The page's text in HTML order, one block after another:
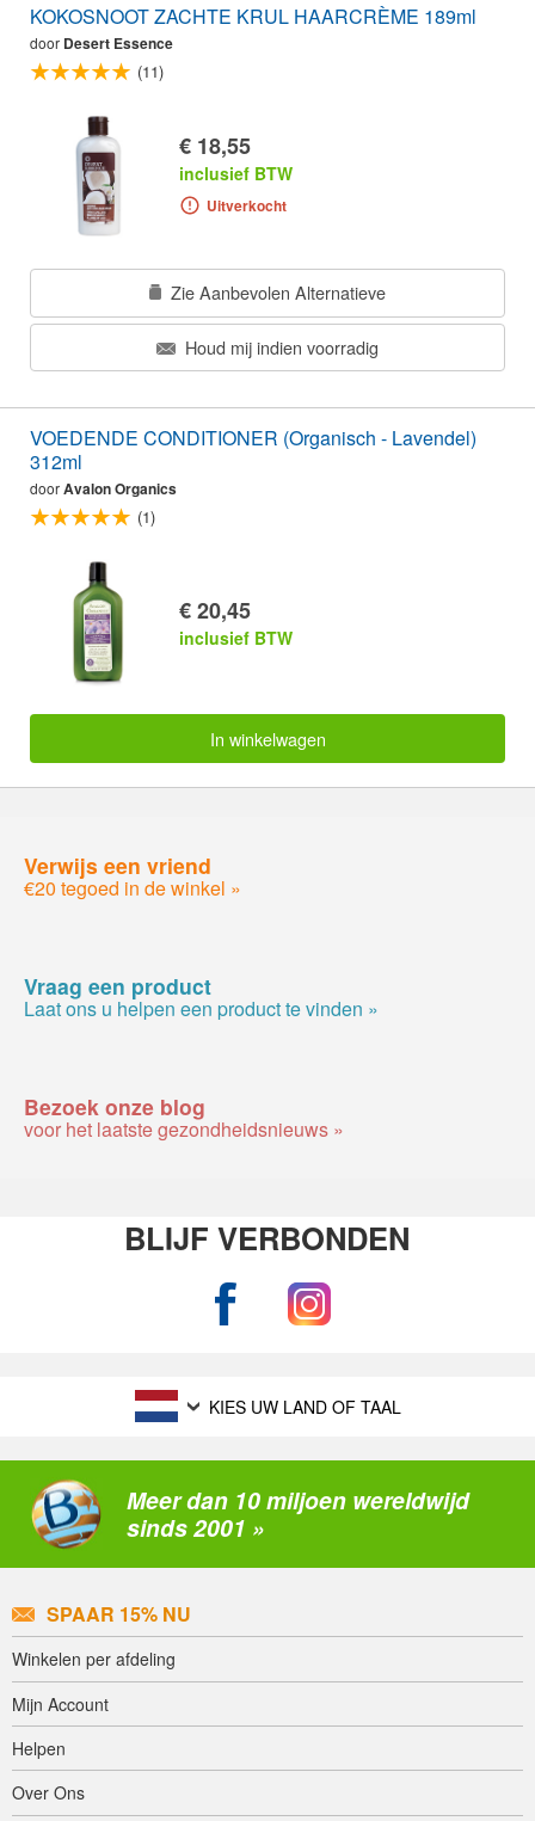
KOKOSNOOT ZACHTE KRUL HAARCRÈME 189ml
door Desert Essence
(11)
€ 18,55
inclusief BTW
Uitverkocht
Zie Aanbevolen Alternatieve
Houd mij indien voorradig
VOEDENDE CONDITIONER (Organisch - Lavendel)
312ml
doorAvalon Organics
(1)
€ 20,45
inclusief BTW
In winkelwagen
Verwijs een vriend
€20 tegoed in de winkel »
Vraag een product
Laat ons u helpen een product te vinden »
Bezoek onze blog
voor het laatste gezondheidsnieuws »
BLIJF VERBONDEN
KIES UW LAND OF TAAL
Meer dan 10 miljoen wereldwijd
sinds 2001 »
SPAAR 15% NU
Winkelen per afdeling
Mijn Account
Helpen
Over Ons